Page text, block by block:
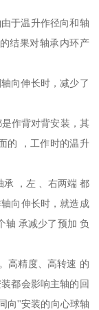
于温升作径向和轴
结果对轴承内环产
向伸长时，减少了
作背对背安装，其
的 ，工作时的温升
承 ，左 、右两端 都
向伸长时，就造成
轴 承减少了预加 负
高精度、高转速 的
都会影响主轴的回
向''安装的向心球轴